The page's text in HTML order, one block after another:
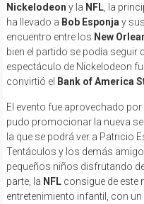
Nickelodeon y la NFL, la
ha llevado a Bob Esponja y
encuentro entre los New
bien el partido se podía seguir
espectáculo de Nickelodeon
convirtió el Bank of America
El evento fue aprovechado
pudo promocionar la nueva
la que se podrá ver a Patricio
Tentáculos y los demás
pequeños niños disfrutando
parte, la NFLconsigue de este
entretenimiento infantil, con